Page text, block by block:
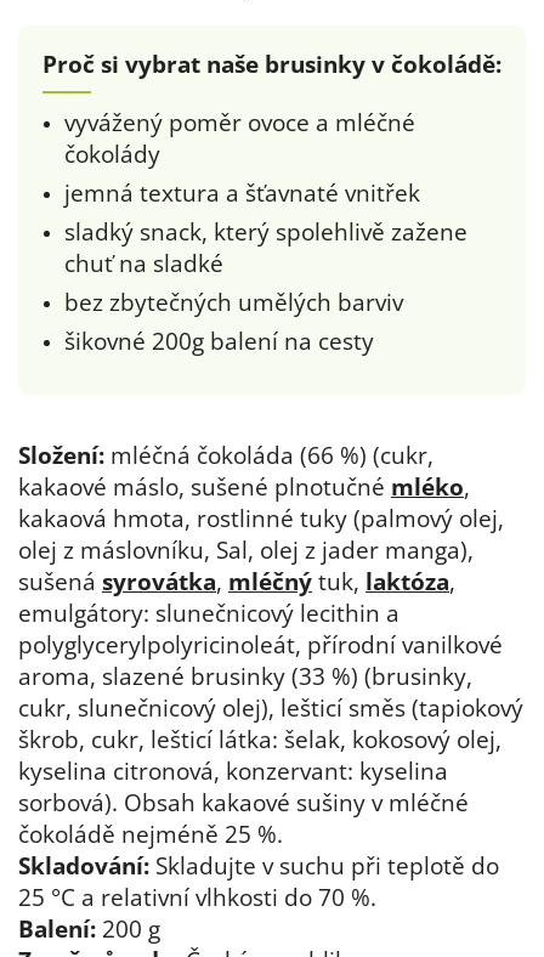
Proč si vybrat naše brusinky v čokoládě:
vyvážený poměr ovoce a mléčné
čokolády
jemná textura a šťavnaté vnitřek
sladký snack, který spolehlivě zažene
chuť na sladké
bez zbytečných umělých barviv
šikovné 200g balení na cesty
Složení: mléčná čokoláda (66 %) (cukr,
kakaové máslo, sušené plnotučné mléko,
kakaová hmota, rostlinné tuky (palmový olej,
olej z máslovníku, Sal, olej z jader manga),
sušená syrovátka, mléčný tuk, laktóza,
emulgátory: slunečnicový lecithin a
polyglycerylpolyricinoleát, přírodní vanilkové
aroma, slazené brusinky (33 %) (brusinky,
cukr, slunečnicový olej), lešticí směs (tapiokový
škrob, cukr, lešticí látka: šelak, kokosový olej,
kyselina citronová, konzervant: kyselina
sorbová). Obsah kakaové sušiny v mléčné
čokoládě nejméně 25 %.
Skladování: Skladujte v suchu při teplotě do
25 °C a relativní vlhkosti do 70 %.
Balení: 200 g